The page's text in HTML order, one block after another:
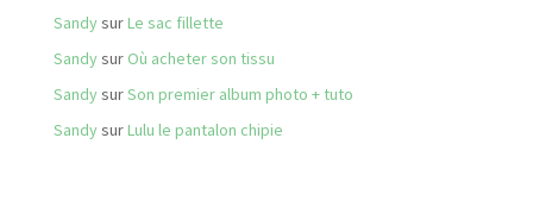
SandysurLe sac fillette
Sandysur Où acheter son tissu
SandysurSon premier album photo + tuto
SandysurLulu le pantalon chipie